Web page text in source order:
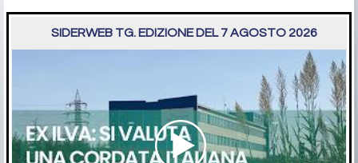
SIDERWEB TG. EDIZIONE DEL 7 AGOSTO 2026